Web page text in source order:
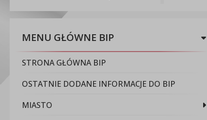
MENU GŁÓWNE BIP
STRONA GŁÓWNA BIP
OSTATNIE DODANE INFORMACJE DO BIP
MIASTO